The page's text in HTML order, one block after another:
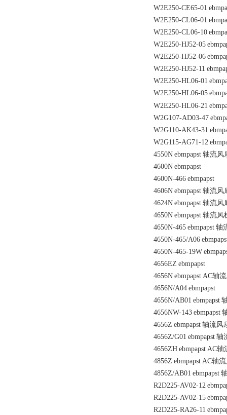
W2E250-CE65-01
W2E250-CL06-01
W2E250-CL06-10
W2E250-HJ52-05
W2E250-HJ52-06
W2E250-HJ52-11
W2E250-HL06-01
W2E250-HL06-05
W2E250-HL06-21
W2G107-AD03-47
W2G110-AK43-31
W2G115-AG71-12
4550N ebmpapst 轴流风
4600N ebmpapst
4600N-466 ebmpapst
4606N ebmpapst 轴流风
4624N ebmpapst 轴流风
4650N ebmpapst 轴流风
4650N-465 ebmpapst 轴
4650N-465/A06
4650N-465-19W
4656EZ ebmpapst
4656N ebmpapst AC轴
4656N/A04 ebmpapst
4656N/AB01 ebmpapst
4656NW-143 ebmpapst
4656Z ebmpapst 轴流风
4656Z/G01 ebmpapst 轴
4656ZH ebmpapst AC轴
4856Z ebmpapst AC轴
4856Z/AB01 ebmpapst
R2D225-AV02-12
R2D225-AV02-15
R2D225-RA26-11